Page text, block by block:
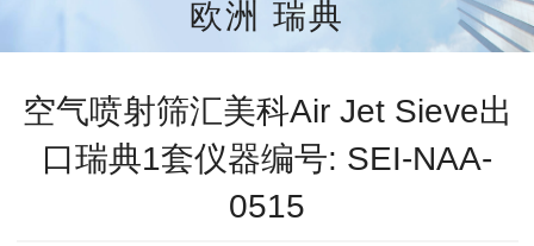
欧洲 瑞典
空气喷射筛汇美科Air Jet Sieve出
口瑞典1套仪器编号: SEI-NAA-
0515